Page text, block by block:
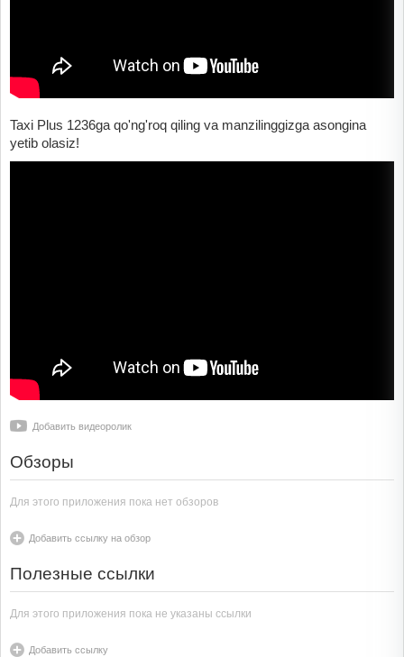
Taxi Plus 1236ga qo'ng'roq qiling va manzilinggizga asongina
yetib olasiz!
Добавить видеоролик
Обзоры
Для этого приложения пока нет обзоров
Добавить ссылку на обзор
Полезные ссылки
Для этого приложения пока не указаны ссылки
Добавить ссылку